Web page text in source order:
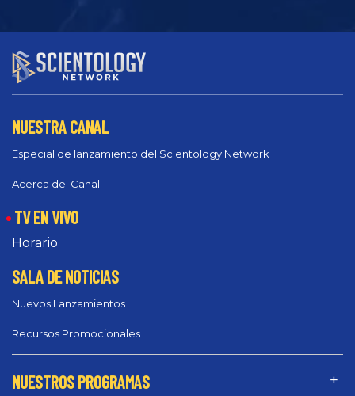
NUESTRA CANAL
Especial de lanzamiento del Scientology Network
Acerca del Canal
TV EN VIVO
Horario
SALA DE NOTICIAS
Nuevos Lanzamientos
Recursos Promocionales
NUESTROS PROGRAMAS